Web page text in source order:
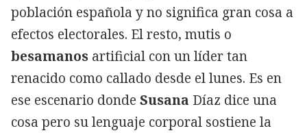
población española y no significa gran cosa a
efectos electorales. El resto, mutis o
besamanos artificial con un líder tan
renacido como callado desde el lunes. Es en
ese escenario donde Susana Díaz dice una
cosa pero su lenguaje corporal sostiene la